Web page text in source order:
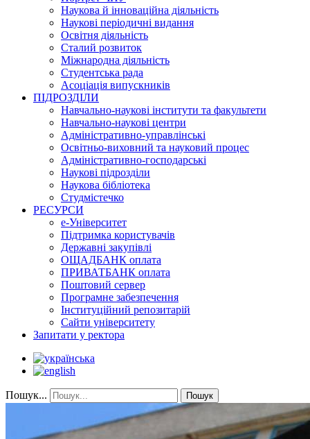
Наукова й інноваційна діяльність
Наукові періодичні видання
Освітня діяльність
Сталий розвиток
Міжнародна діяльність
Студентська рада
Асоціація випускників
ПІДРОЗДІЛИ
Навчально-наукові інститути та факультети
Навчально-наукові центри
Адміністративно-управлінські
Освітньо-виховний та науковий процес
Адміністративно-господарські
Наукові підрозділи
Наукова бібліотека
Студмістечко
РЕСУРСИ
е-Університет
Підтримка користувачів
Державні закупівлі
ОЩАДБАНК оплата
ПРИВАТБАНК оплата
Поштовий сервер
Програмне забезпечення
Інституційний репозитарій
Сайти університету
Запитати у ректора
Пошук... Пошук